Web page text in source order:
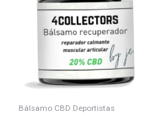
Bálsamo CBD Deportistas